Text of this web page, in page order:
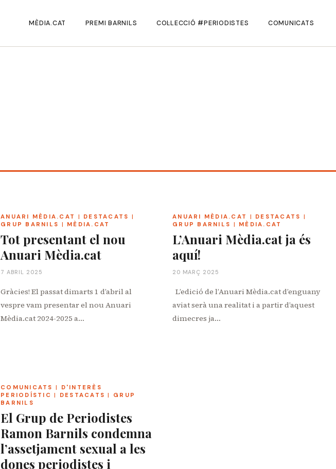
MÈDIA.CAT PREMI BARNILS COL·LECCIÓ #PERIODISTES COMUNICATS
ANUARI MÈDIA.CAT | DESTACATS |
GRUP BARNILS | MÈDIA.CAT
Tot presentant el nou
Anuari Mèdia.cat
7 ABRIL 2025
Gràcies! El passat dimarts 1 d’abril al
vespre vam presentar el nou Anuari
Mèdia.cat 2024-2025 a…
ANUARI MÈDIA.CAT | DESTACATS |
GRUP BARNILS | MÈDIA.CAT
L’Anuari Mèdia.cat ja és
aquí!
20 MARÇ 2025
L’edició de l’Anuari Mèdia.cat d’enguany
aviat serà una realitat i a partir d’aquest
dimecres ja…
COMUNICATS | D'INTERÈS
PERIODÍSTIC | DESTACATS | GRUP
BARNILS
El Grup de Periodistes
Ramon Barnils condemna
l’assetjament sexual a les
dones periodistes i